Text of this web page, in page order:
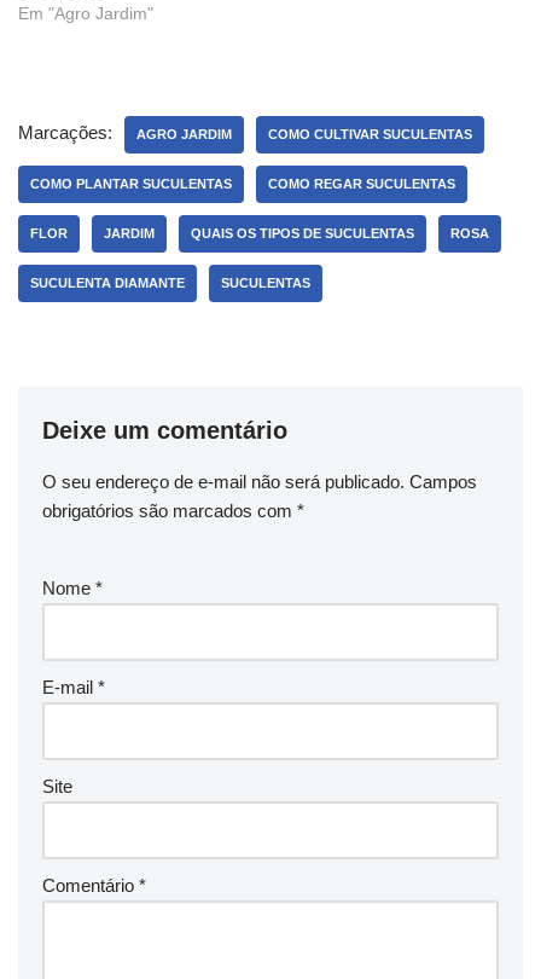
Em "Agro Jardim"
Marcações: AGRO JARDIM COMO CULTIVAR SUCULENTAS
COMO PLANTAR SUCULENTAS COMO REGAR SUCULENTAS
FLOR JARDIM QUAIS OS TIPOS DE SUCULENTAS ROSA
SUCULENTA DIAMANTE SUCULENTAS
Deixe um comentário
O seu endereço de e-mail não será publicado. Campos
obrigatórios são marcados com *
Nome *
E-mail *
Site
Comentário *